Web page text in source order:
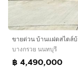
บางกรวย นนทบุรี
฿ 4,490,000